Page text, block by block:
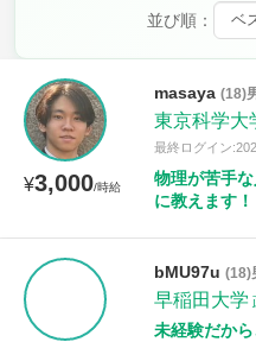
並び順：
¥3,000/時給
masaya (18)
東京科学大
最終ログイン
物理が苦手
に教えます！
bMU97u (18)
早稲田大学
未経験だか
数学A 数学
世界史 日本史 地理
政治経済 小論文
情報
時給：¥1,000 ～ ¥10,000